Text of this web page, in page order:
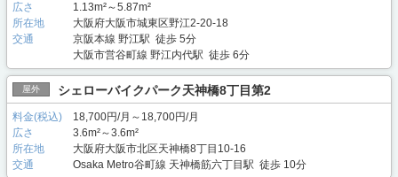
広さ
1.13m²～5.87m²
所在地
大阪府大阪市城東区野江2-20-18
交通
京阪本線 野江駅 徒歩 5分
大阪市営谷町線 野江内代駅 徒歩 6分
屋外 シェローバイクパーク天神橋8丁目第2
料金(税込)
18,700円/月～18,700円/月
広さ
3.6m²～3.6m²
所在地
大阪府大阪市北区天神橋8丁目10-16
交通
Osaka Metro谷町線 天神橋筋六丁目駅 徒歩 10分